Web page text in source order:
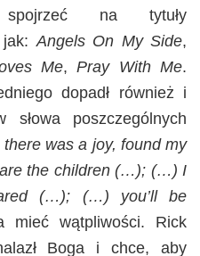
spojrzeć na tytuły
jak:Angels On My Side,
Me,Pray With Me.
dopadł również i
słowa poszczególnych
there was a joy, found my
the children(…); (…)I
(…); (…) you’ll be
mieć wątpliwości. Rick
Boga i chce, aby